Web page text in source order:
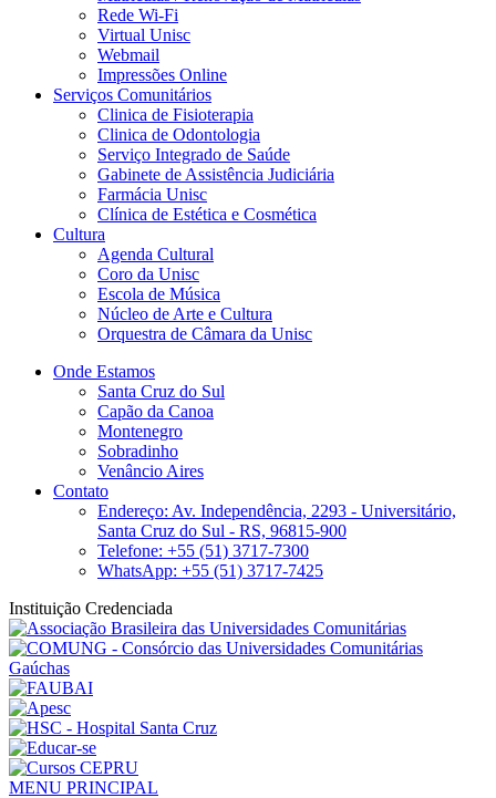
Rede Wi-Fi
Virtual Unisc
Webmail
Impressões Online
Serviços Comunitários
Clinica de Fisioterapia
Clinica de Odontologia
Serviço Integrado de Saúde
Gabinete de Assistência Judiciária
Farmácia Unisc
Clínica de Estética e Cosmética
Cultura
Agenda Cultural
Coro da Unisc
Escola de Música
Núcleo de Arte e Cultura
Orquestra de Câmara da Unisc
Onde Estamos
Santa Cruz do Sul
Capão da Canoa
Montenegro
Sobradinho
Venâncio Aires
Contato
Endereço: Av. Independência, 2293 - Universitário,
Santa Cruz do Sul - RS, 96815-900
Telefone: +55 (51) 3717-7300
WhatsApp: +55 (51) 3717-7425
Instituição Credenciada
MENU PRINCIPAL